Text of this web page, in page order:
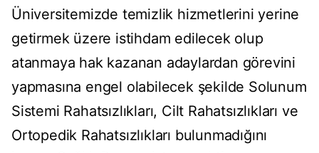
Üniversitemizde temizlik hizmetlerini yerine
getirmek üzere istihdam edilecek olup
atanmaya hak kazanan adaylardan görevini
yapmasına engel olabilecek şekilde Solunum
Sistemi Rahatsızlıkları, Cilt Rahatsızlıkları ve
Ortopedik Rahatsızlıkları bulunmadığını